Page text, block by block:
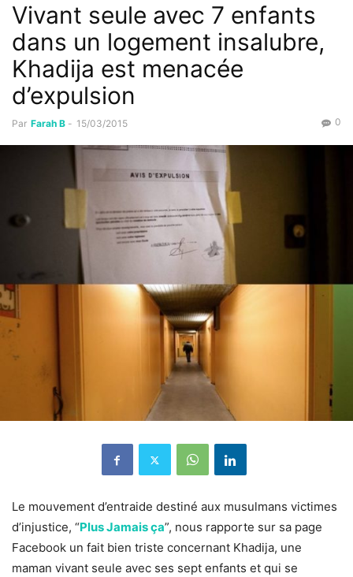
Vivant seule avec 7 enfants
dans un logement insalubre,
Khadija est menacée
d’expulsion
Par Farah B - 15/03/2015 0
Le mouvement d’entraide destiné aux musulmans victimes
d’injustice, “Plus Jamais ça”, nous rapporte sur sa page
Facebook un fait bien triste concernant Khadija, une
maman vivant seule avec ses sept enfants et qui se